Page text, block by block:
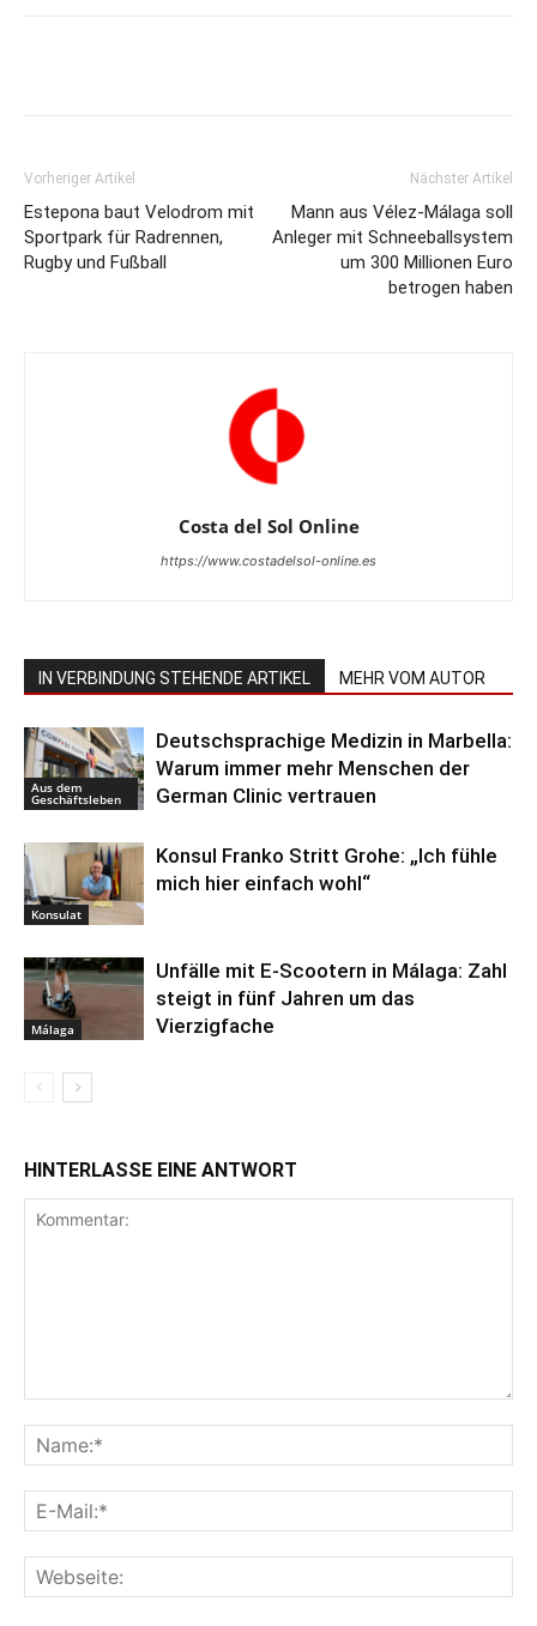
Vorheriger Artikel
Estepona baut Velodrom mit
Sportpark für Radrennen,
Rugby und Fußball
Nächster Artikel
Mann aus Vélez-Málaga soll
Anleger mit Schneeballsystem
um 300 Millionen Euro
betrogen haben
Costa del Sol Online
https://www.costadelsol-online.es
IN VERBINDUNG STEHENDE ARTIKEL MEHR VOM AUTOR
Aus dem
Geschäftsleben
Deutschsprachige Medizin in Marbella:
Warum immer mehr Menschen der
German Clinic vertrauen
Konsulat
Konsul Franko Stritt Grohe: „Ich fühle
mich hier einfach wohl“
Málaga
Unfälle mit E-Scootern in Málaga: Zahl
steigt in fünf Jahren um das
Vierzigfache
HINTERLASSE EINE ANTWORT